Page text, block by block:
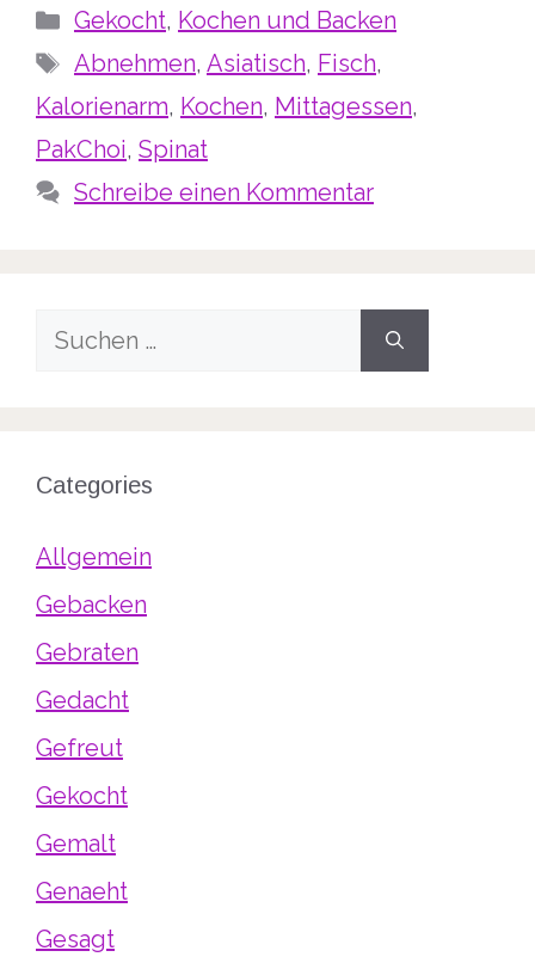
Kategorien
Gekocht, Kochen und Backen
Schlagwörter
Abnehmen, Asiatisch, Fisch,
Kalorienarm, Kochen, Mittagessen,
PakChoi, Spinat
Schreibe einen Kommentar
Suche
Categories
Allgemein
Gebacken
Gebraten
Gedacht
Gefreut
Gekocht
Gemalt
Genaeht
Gesagt